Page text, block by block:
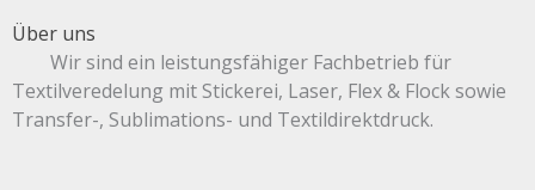
Über uns
Wir sind ein leistungsfähiger Fachbetrieb für
Textilveredelung mit Stickerei, Laser, Flex & Flock sowie
Transfer-, Sublimations- und Textildirektdruck.